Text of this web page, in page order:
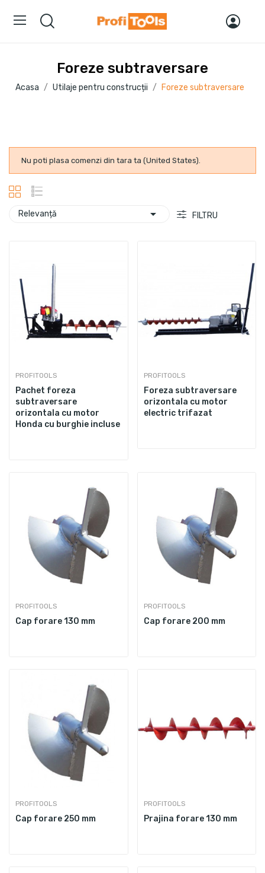
Foreze subtraversare
Acasa Utilaje pentru construcții Foreze subtraversare
Nu poti plasa comenzi din tara ta (United States).
Relevanță  FILTRU
PROFITOOLS
Pachet foreza
subtraversare
orizontala cu motor
Honda cu burghie incluse
PROFITOOLS
Foreza subtraversare
orizontala cu motor
electric trifazat
PROFITOOLS
Cap forare 130 mm
PROFITOOLS
Cap forare 200 mm
PROFITOOLS
Cap forare 250 mm
PROFITOOLS
Prajina forare 130 mm